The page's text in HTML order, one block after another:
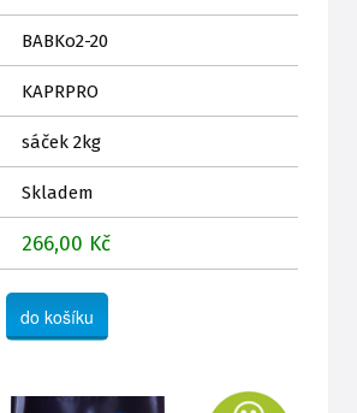
BABKo2-20
KAPRPRO
sáček 2kg
Skladem
266,00 Kč